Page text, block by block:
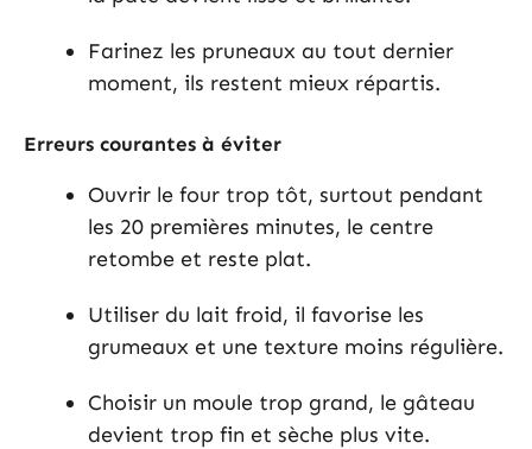
Farinez les pruneaux au tout dernier
moment, ils restent mieux répartis.
Erreurs courantes à éviter
Ouvrir le four trop tôt, surtout pendant
les 20 premières minutes, le centre
retombe et reste plat.
Utiliser du lait froid, il favorise les
grumeaux et une texture moins régulière.
Choisir un moule trop grand, le gâteau
devient trop fin et sèche plus vite.